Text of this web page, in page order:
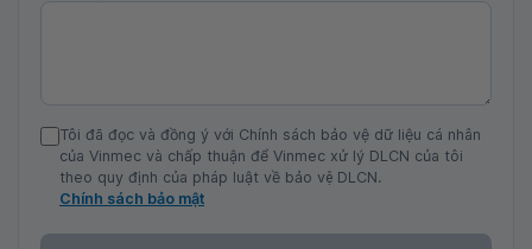
Tôi đã đọc và đồng ý với Chính sách bảo vệ dữ liệu cá nhân
của Vinmec và chấp thuận để Vinmec xử lý DLCN của tôi
theo quy định của pháp luật về bảo vệ DLCN.
Chính sách bảo mật